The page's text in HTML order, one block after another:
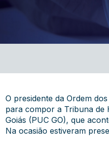
O presidente da Ordem
para compor a Tribuna de
Goiás (PUC GO), que
Na ocasião estiveram